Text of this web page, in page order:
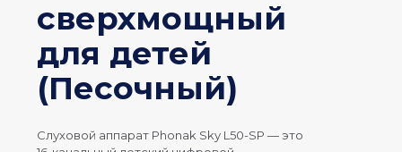
сверхмощный
для детей
(Песочный)
Слуховой аппарат Phonak Sky L50-SP — это